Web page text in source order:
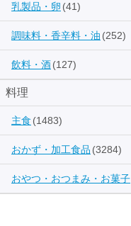
乳製品・卵 (41)
調味料・香辛料・油 (252)
飲料・酒(127)
料理
主食 (1483)
おかず・加工食品 (3284)
おやつ・おつまみ・お菓子